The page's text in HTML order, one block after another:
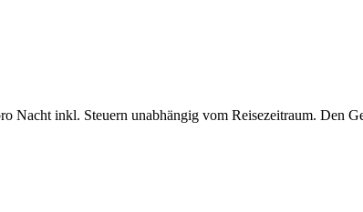
Nacht inkl. Steuern unabhängig vom Reisezeitraum. Den